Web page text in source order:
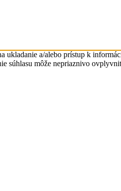
a/alebo prístup k
súhlasu môže nepriaznivo